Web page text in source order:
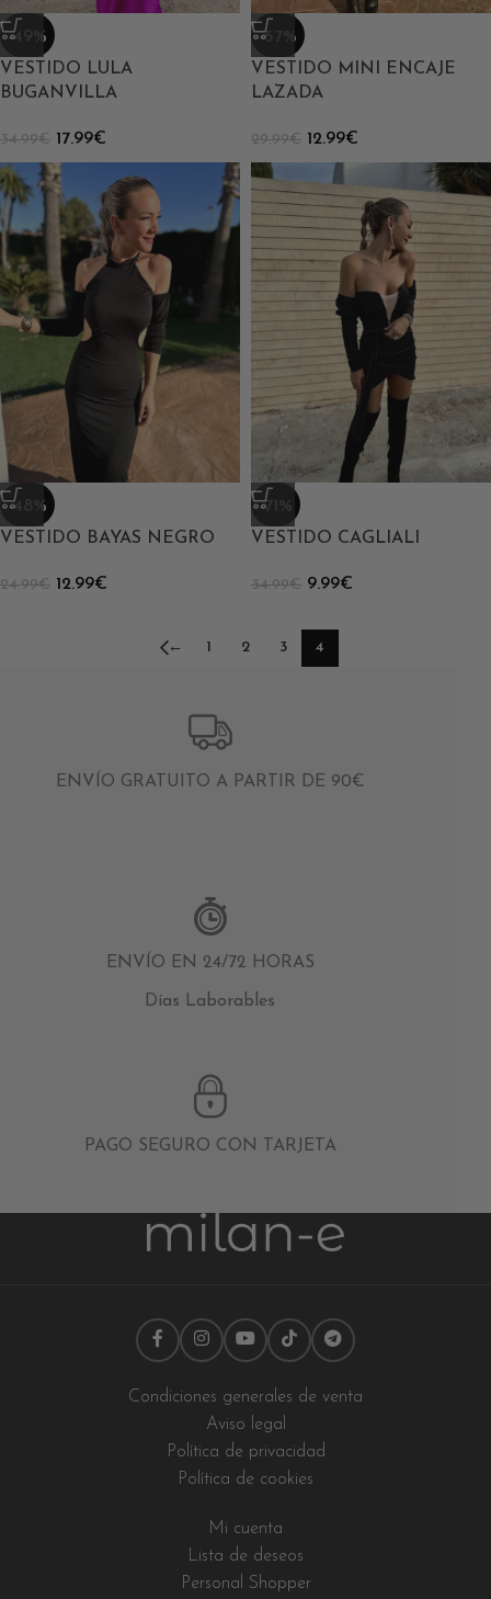
-49%
VESTIDO LULA
BUGANVILLA
34.99€ 17.99€
-57%
VESTIDO MINI ENCAJE
LAZADA
29.99€ 12.99€
-48%
VESTIDO BAYAS NEGRO
24.99€ 12.99€
-71%
VESTIDO CAGLIALI
34.99€ 9.99€
← 1 2 3 4
ENVÍO GRATUITO A PARTIR DE 90€
ENVÍO EN 24/72 HORAS
Días Laborables
PAGO SEGURO CON TARJETA
Condiciones generales de venta
Aviso legal
Política de privacidad
Política de cookies
Mi cuenta
Lista de deseos
Personal Shopper